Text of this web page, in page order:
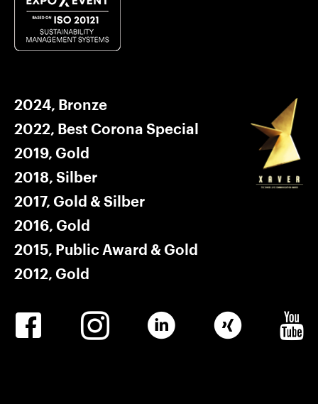
2024, Bronze
2022, Best Corona Special
2019, Gold
2018, Silber
2017, Gold & Silber
2016, Gold
2015, Public Award & Gold
2012, Gold